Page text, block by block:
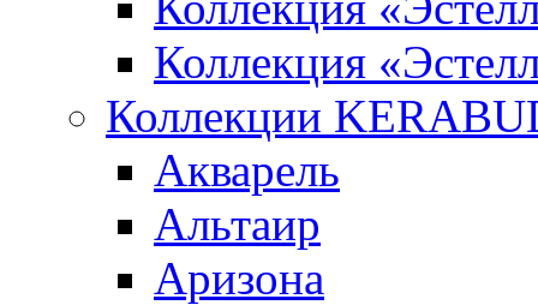
Коллекция
Коллекции
Акварель
Альтаир
Аризона